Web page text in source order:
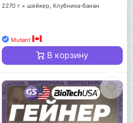
2270 г + шейкер, Клубника-банан
Mutant
В корзину